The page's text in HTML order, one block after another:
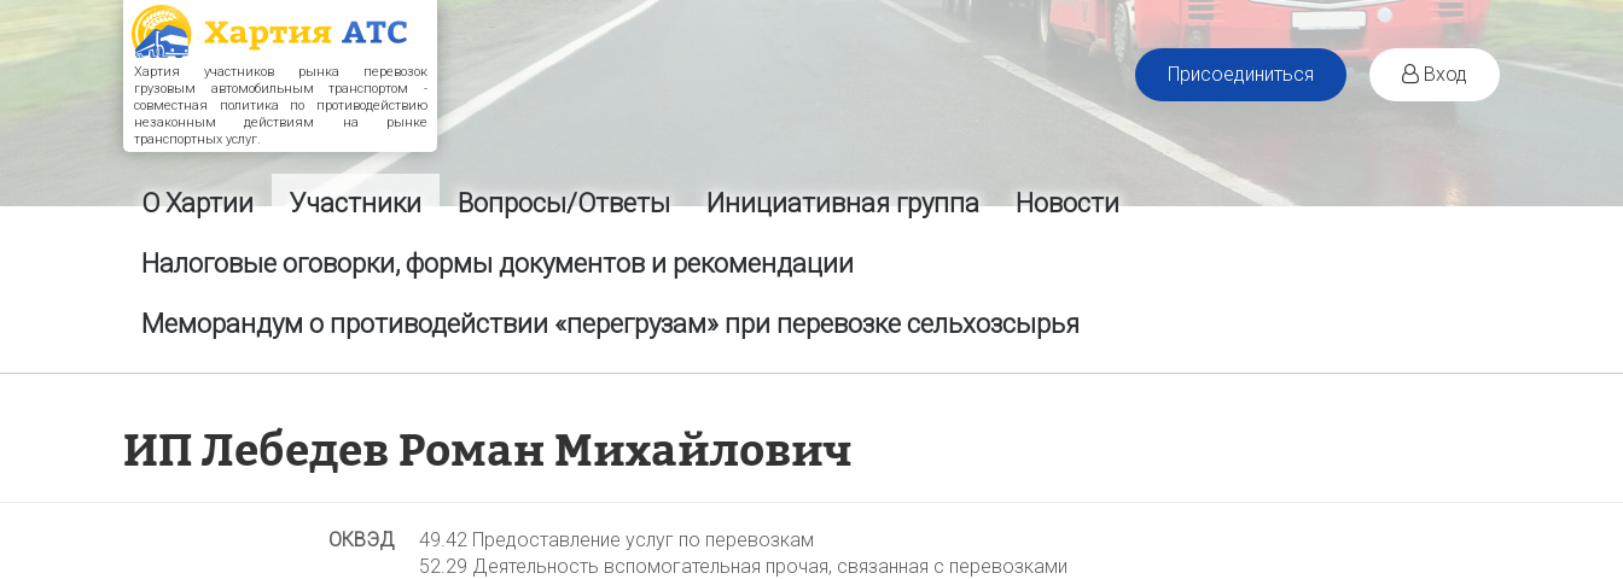
Хартия участников рынка перевозок
грузовым автомобильным транспортом -
совместная политика по противодействию
незаконным действиям на рынке
транспортных услуг.
Присоединиться Вход
О Хартии Участники Вопросы/Ответы Инициативная группа
Новости
Налоговые оговорки, формы документов и рекомендации
Меморандум о противодействии «перегрузам» при перевозке сельхозсырья
ИП Лебедев Роман Михайлович
ОКВЭД
49.42 Предоставление услуг по перевозкам
52.29 Деятельность вспомогательная прочая, связанная с перевозками